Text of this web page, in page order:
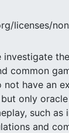
licenses/
investigate
common
not have an
only
such as
and